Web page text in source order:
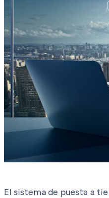
El sistema de puesta a